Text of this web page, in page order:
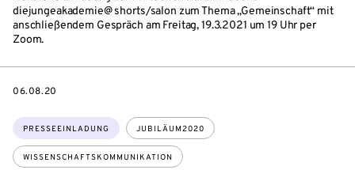
diejungeakademie@ shorts/salon zum Thema „Gemeinschaft“ mit
anschließendem Gespräch am Freitag, 19.3.2021 um 19 Uhr per
Zoom.
Themen:
PRESSEEINLADUNG JUBILÄUM2020
WISSENSCHAFTSKOMMUNIKATION
DATE
06.08.20